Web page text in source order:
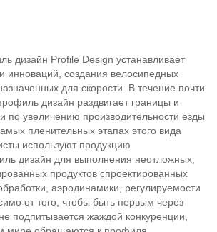
дизайн Profile Design устанавливает
инноваций, создания велосипедных
для скорости. В течение почти
дизайн раздвигает границы и
по увеличению производительности езды
пленительных этапах этого вида
используют продукцию
дизайн для выполнения неотложных,
продуктов спроектированных
аэродинамики, регулируемости
от того, чтобы быть первым через
подпитывается жаждой конкуренции,